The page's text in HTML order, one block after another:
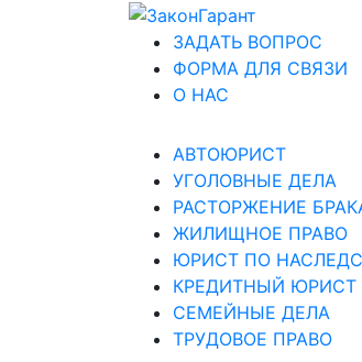
ЗАДАТЬ ВОПРОС
ФОРМА ДЛЯ СВЯЗИ
О НАС
АВТОЮРИСТ
УГОЛОВНЫЕ ДЕЛА
РАСТОРЖЕНИЕ
ЖИЛИЩНОЕ ПРАВО
ЮРИСТ ПО
КРЕДИТНЫЙ ЮРИСТ
СЕМЕЙНЫЕ ДЕЛА
ТРУДОВОЕ ПРАВО